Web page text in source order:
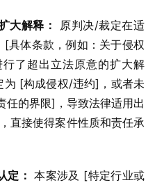
大解释：
原判决/裁定在适
具体条款，例如：关于侵权
了超出立法原意的扩大解
[构成侵权/违约]，或者未
任的界限]，导致法律适用出
直接使得案件性质和责任承
定： 本案涉及 [特定行业或